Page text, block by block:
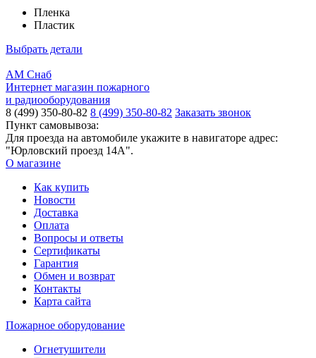
Пленка
Пластик
Выбрать детали
АМ Снаб
Интернет магазин пожарного
и радиооборудования
8 (499) 350-80-82 8 (499) 350-80-82 Заказать звонок
Пункт самовывоза:
Для проезда на автомобиле укажите в навигаторе адрес:
"Юрловский проезд 14А".
О магазине
Как купить
Новости
Доставка
Оплата
Вопросы и ответы
Сертификаты
Гарантия
Обмен и возврат
Контакты
Карта сайта
Пожарное оборудование
Огнетушители